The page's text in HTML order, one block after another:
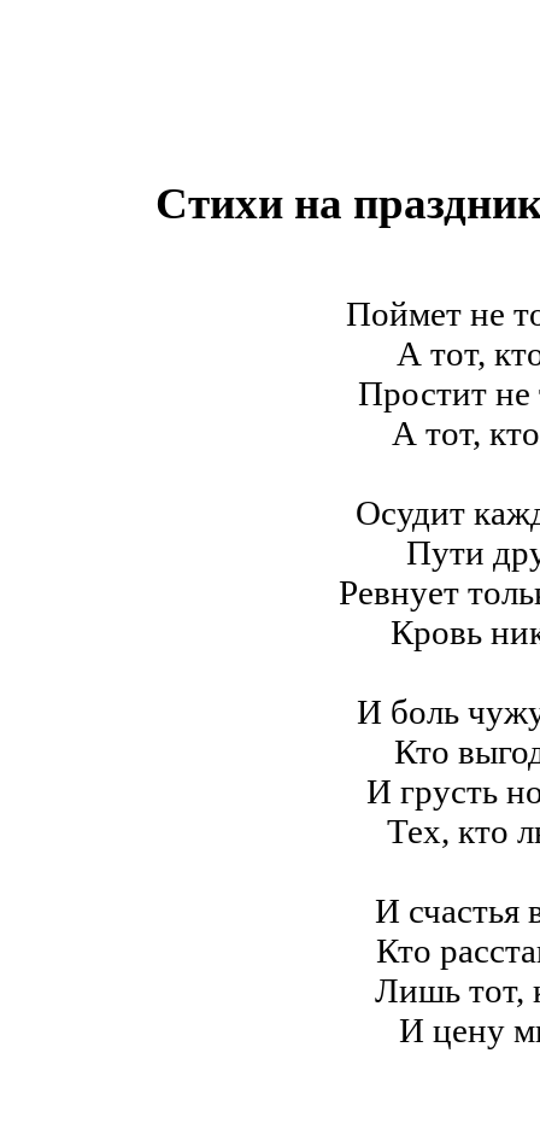
Стихи на
Поймет не
А тот,
Простит не
А тот,
Осудит
Пути
Ревнует
Кровь
И боль
Кто
И грусть
Тех, кто
И счастья
Кто
Лишь тот,
И цену